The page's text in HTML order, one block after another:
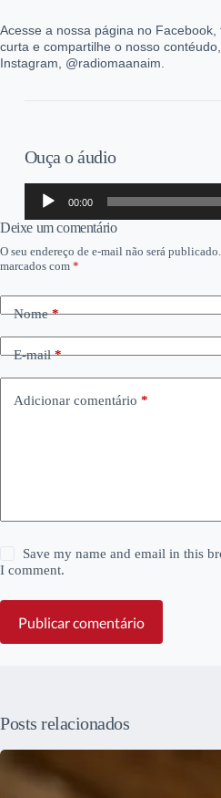
Acesse a nossa página no Facebook,
curta e compartilhe o nosso
Instagram, @radiomaanaim.
Ouça o áudio
Tocador
áudio
00:00
Deixe um comentário
O seu endereço de e-mail não será publicado.
marcados com *
Nome*
E-mail*
Adicionar comentário *
Save my name and email in this
I comment.
Publicar comentário
Posts relacionados